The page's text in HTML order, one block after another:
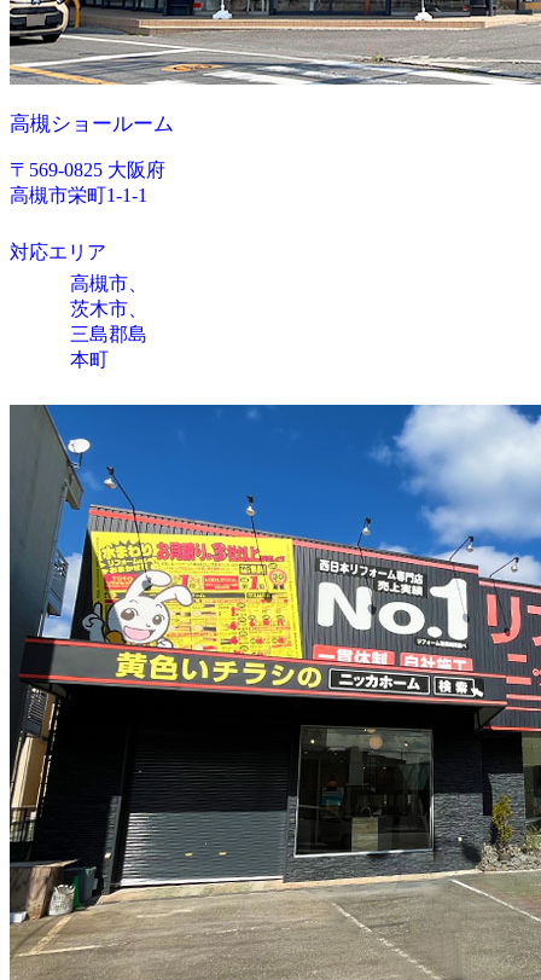
高槻ショールーム
〒569-0825 大阪府
高槻市栄町1-1-1
対応エリア
高槻市、
茨木市、
三島郡島
本町